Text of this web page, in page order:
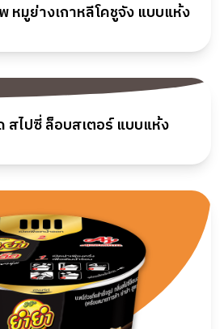
หมูย่างเกาหลีโคชูจัง แบบแห้ง
สไปซี่ ล็อบสเตอร์ แบบแห้ง